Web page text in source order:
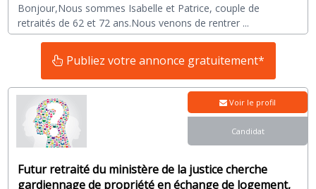
Bonjour,Nous sommes Isabelle et Patrice, couple de
retraités de 62 et 72 ans.Nous venons de rentrer ...
Publiez votre annonce gratuitement*
Futur retraité du ministère de la justice cherche
gardiennage de propriété en échange de logement,
Voir le profil
Candidat